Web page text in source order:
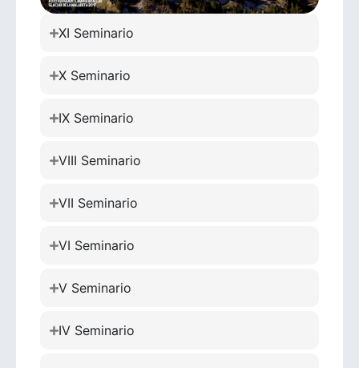
XI Seminario
X Seminario
IX Seminario
VIII Seminario
VII Seminario
VI Seminario
V Seminario
IV Seminario